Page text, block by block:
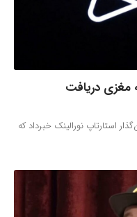
مغزی دریافت
استارتاپ نورالینک خبرداد که